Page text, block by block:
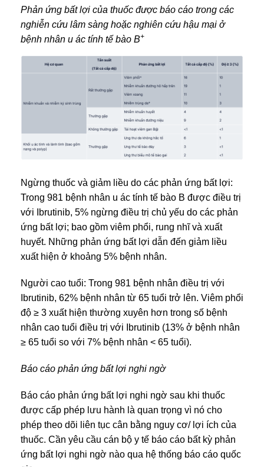
Phản ứng bất lợi của thuốc được báo cáo trong các
nghiễn cứu lâm sàng hoặc nghiên cứu hậu mại ở
bệnh nhân u ác tính tế bào B+
Ngừng thuốc và giảm liều do các phản ứng bất lợi:
Trong 981 bệnh nhân u ác tính tế bào B được điều trị
với Ibrutinib, 5% ngừng điều trị chủ yếu do các phản
ứng bất lợi; bao gồm viêm phổi, rung nhĩ và xuất
huyết. Những phản ứng bất lợi dẫn đến giảm liều
xuất hiện ở khoảng 5% bệnh nhân.
Người cao tuổi: Trong 981 bệnh nhân điều trị với
Ibrutinib, 62% bệnh nhân từ 65 tuổi trở lên. Viêm phổi
độ ≥ 3 xuất hiện thường xuyên hơn trong số bệnh
nhân cao tuổi điều trị với Ibrutinib (13% ở bệnh nhân
≥ 65 tuổi so với 7% bệnh nhân < 65 tuổi).
Báo cáo phản ứng bất lợi nghi ngờ
Báo cáo phản ứng bất lợi nghi ngờ sau khi thuốc
được cấp phép lưu hành là quan trọng vì nó cho
phép theo dõi liên tục cân bằng nguy cơ/ lợi ích của
thuốc. Cần yêu cầu cán bộ y tế báo cáo bất kỳ phản
ứng bất lợi nghi ngờ nào qua hệ thống báo cáo quốc